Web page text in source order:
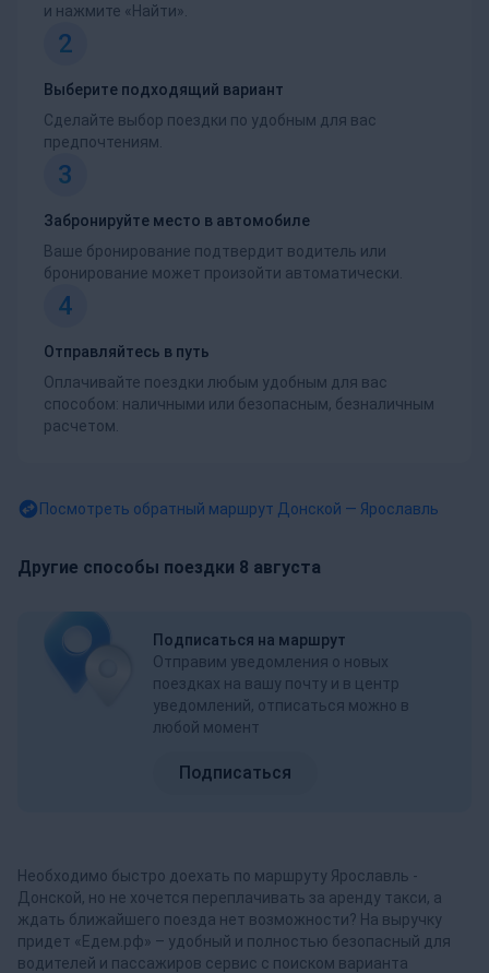
и нажмите «Найти».
2
Выберите подходящий вариант
Сделайте выбор поездки по удобным для вас
предпочтениям.
3
Забронируйте место в автомобиле
Ваше бронирование подтвердит водитель или
бронирование может произойти автоматически.
4
Отправляйтесь в путь
Оплачивайте поездки любым удобным для вас
способом: наличными или безопасным, безналичным
расчетом.
Посмотреть обратный маршрут Донской — Ярославль
Другие способы поездки 8 августа
Подписаться на маршрут
Отправим уведомления о новых
поездках на вашу почту и в центр
уведомлений, отписаться можно в
любой момент
Подписаться
Необходимо быстро доехать по маршруту Ярославль -
Донской, но не хочется переплачивать за аренду такси, а
ждать ближайшего поезда нет возможности? На выручку
придет «Едем.рф» – удобный и полностью безопасный для
водителей и пассажиров сервис с поиском варианта